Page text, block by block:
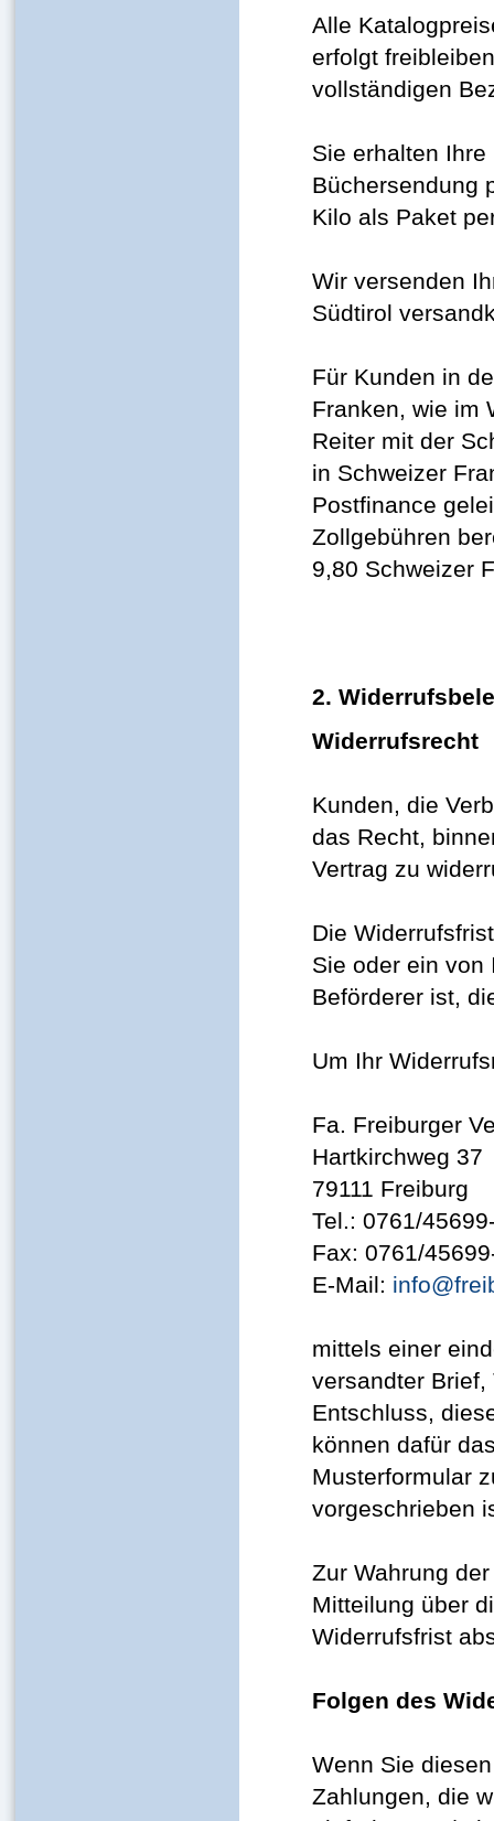
Alle
erfolgt
vollständigen
Sie erhalten
Büchersendung
Kilo als Paket
Wir versenden
Südtirol
Für Kunden in
Franken, wie im
Reiter mit der
in Schweizer
Postfinance
Zollgebühren
9,80 Schweizer
2.
Widerrufsrecht
Kunden, die
das Recht,
Vertrag zu
Die
Sie oder ein von
Beförderer ist,
Um Ihr
Fa. Freiburger
Hartkirchweg 37
79111 Freiburg
Tel.: 0761/
Fax: 0761/
E-Mail:
mittels einer
versandter Brief,
Entschluss,
können dafür
Musterformular
vorgeschrieben
Zur Wahrung
Mitteilung über
Widerrufsfrist
Folgen des
Wenn Sie
Zahlungen, die